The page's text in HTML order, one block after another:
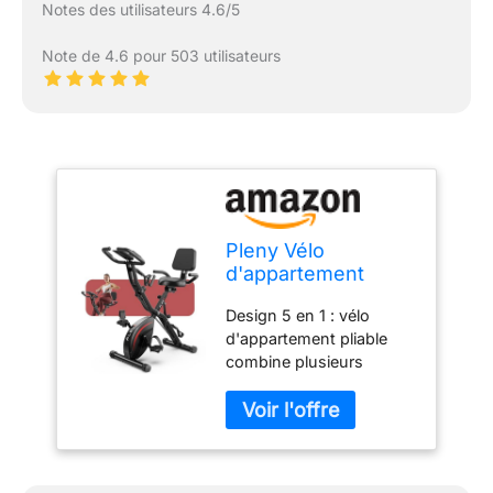
Notes des utilisateurs 4.6/5
Note de 4.6 pour 503 utilisateurs
Pleny Vélo
d'appartement
la maison, volant
d'inertie de 3 kg,
capacité de poids
de 150 kg, coussin
de soutien dorsal,
vélo d'entraînement
d'intérieur pour
Design 5 en 1 : vélo
d'appartement pliable
combine plusieurs
soutenant la combustion
des graisses à haute
intensité, les étirements